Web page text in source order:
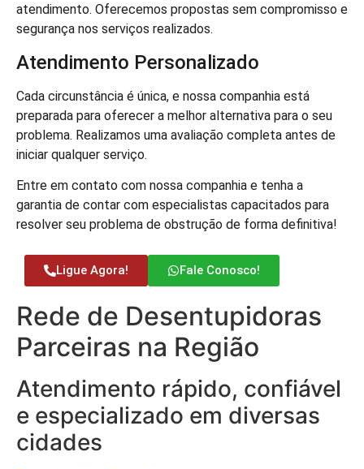
atendimento. Oferecemos propostas sem compromisso e
segurança nos serviços realizados.
Atendimento Personalizado
Cada circunstância é única, e nossa companhia está
preparada para oferecer a melhor alternativa para o seu
problema. Realizamos uma avaliação completa antes de
iniciar qualquer serviço.
Entre em contato com nossa companhia e tenha a
garantia de contar com especialistas capacitados para
resolver seu problema de obstrução de forma definitiva!
Ligue Agora! Fale Conosco!
Rede de Desentupidoras
Parceiras na Região
Atendimento rápido, confiável
e especializado em diversas
cidades